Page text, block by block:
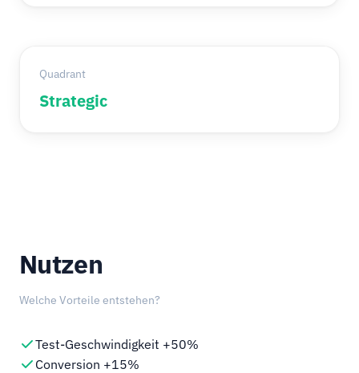
Quadrant
Strategic
Nutzen
Welche Vorteile entstehen?
Test-Geschwindigkeit +50%
Conversion +15%